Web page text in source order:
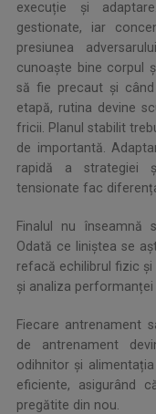
execuție și
gestionate, iar
presiunea
cunoaște bine corpul
să fie precaut și
etapă, rutina devine
fricii. Planul stabilit
de importantă.
rapidă a strategiei
tensionate fac
Finalul nu înseamnă
Odată ce liniștea se
refacă echilibrul fizic și
și analiza
Fiecare antrenament
de antrenament
odihnitor și
eficiente, asigurând
pregătite din nou.